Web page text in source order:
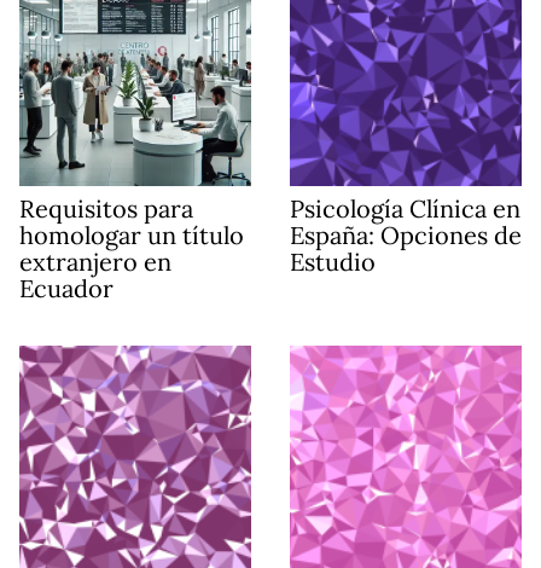
Requisitos para
homologar un título
extranjero en
Ecuador
Psicología Clínica en
España: Opciones de
Estudio